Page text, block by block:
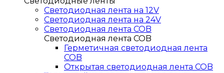
Светодиодная лента на 12V
Светодиодная лента на 24V
Светодиодная лента COB
Светодиодная лента COB
Герметичная светодиодная лента
COB
Открытая светодиодная лента COB